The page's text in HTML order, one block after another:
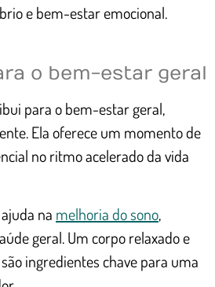
e bem-estar emocional.
o bem-estar geral
para o bem-estar geral,
Ela oferece um momento de
no ritmo acelerado da vida
na melhoria do sono,
geral. Um corpo relaxado e
ingredientes chave para uma